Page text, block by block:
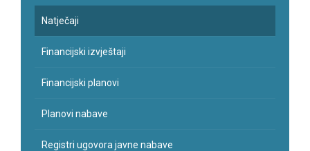
Natječaji
Financijski izvještaji
Financijski planovi
Planovi nabave
Registri ugovora javne nabave